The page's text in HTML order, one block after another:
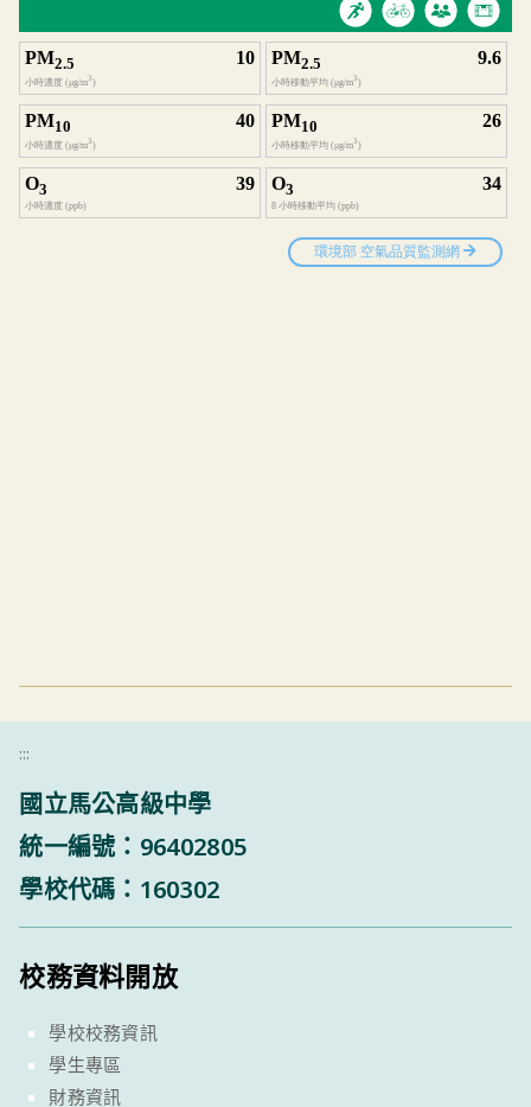
:::
國立馬公高級中學
統一編號：96402805
學校代碼：160302
校務資料開放
學校校務資訊
學生專區
財務資訊